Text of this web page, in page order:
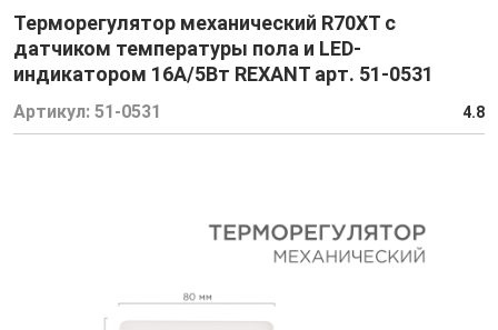
Терморегулятор механический R70XT с
датчиком температуры пола и LED-
индикатором 16А/5Вт REXANT арт. 51-0531
Артикул: 51-0531 4.8